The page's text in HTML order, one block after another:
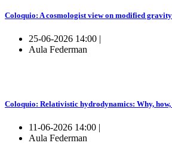
Coloquio: A cosmologist view on modified
25-06-2026 14:00 |
Aula Federman
Coloquio: Relativistic hydrodynamics: Why, how,
11-06-2026 14:00 |
Aula Federman